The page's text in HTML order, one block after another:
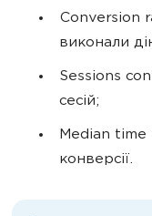
Conversion
виконали
Sessions
сесій;
Median
конверсії.